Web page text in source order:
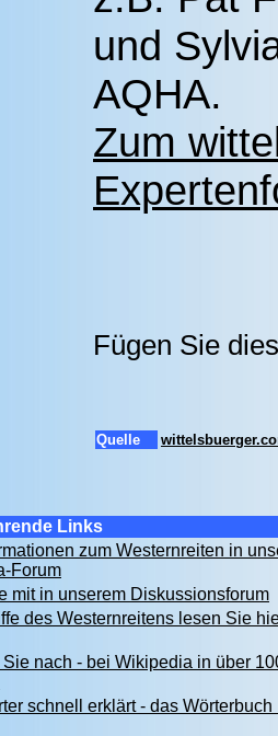
und
AQHA.
Zum
Fügen Sie
Quelle
Links
zum Westernreiten in
Forum
mit in unserem Diskussionsforum
des Westernreitens lesen Sie
nach - bei Wikipedia in über
schnell erklärt - das Wörterbuch